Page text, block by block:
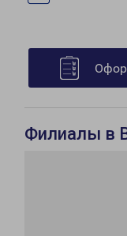
Филиалы в